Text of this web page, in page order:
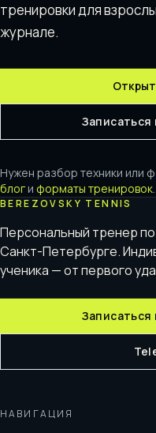
тренировки для
журнале.
Записаться
Нужен разбор техники или
блог и форматы тренировок.
BEREZOVSKY TENNIS
Персональный тренер
Санкт-Петербурге.
ученика — от первого
Записаться
НАВИГАЦИЯ